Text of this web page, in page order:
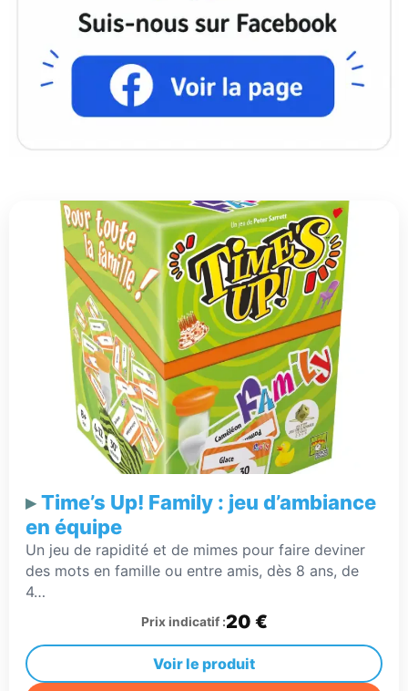
Time’s Up! Family : jeu d’ambiance
en équipe
Un jeu de rapidité et de mimes pour faire deviner
des mots en famille ou entre amis, dès 8 ans, de
4…
Prix indicatif :20 €
Voir le produit